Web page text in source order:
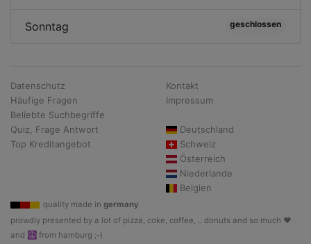
Sonntag geschlossen
Datenschutz
Häufige Fragen
Beliebte Suchbegriffe
Quiz, Frage Antwort
Top Kreditangebot
Kontakt
Impressum
Deutschland
Schweiz
Österreich
Niederlande
Belgien
quality made in germany
prowdly presented by a lot of pizza, coke, coffee, .. donuts and so much ♥
and ☮ from hamburg ;-)